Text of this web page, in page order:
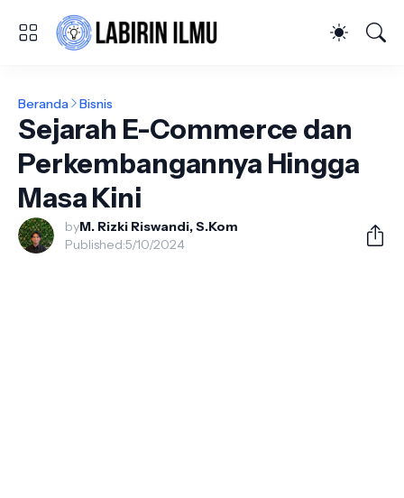
Beranda Bisnis
Sejarah E-Commerce dan
Perkembangannya Hingga
Masa Kini
byM. Rizki Riswandi, S.Kom
Published:5/10/2024